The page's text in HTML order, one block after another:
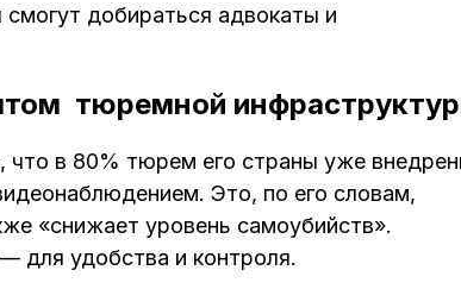
добираться адвокаты и
тюремной
что в 80% тюрем его страны уже
Это, по его словам,
«снижает уровень самоубийств».
для удобства и контроля.